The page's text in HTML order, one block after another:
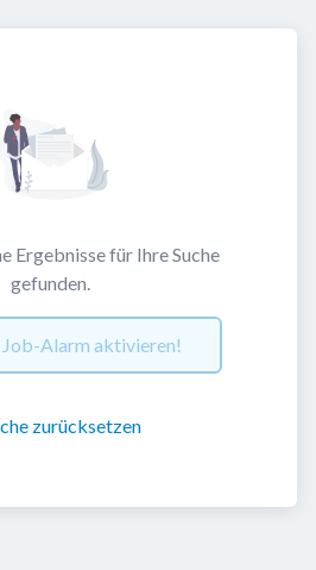
Ergebnisse für Ihre Suche
gefunden.
Alarm aktivieren!
zurücksetzen